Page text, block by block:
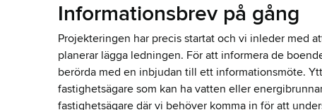
Informationsbrev på gång
Projekteringen har precis startat och vi inleder med
planerar lägga ledningen. För att informera de
berörda med en inbjudan till ett informationsmöte.
fastighetsägare som kan ha vatten eller
fastighetsägare där vi behöver komma in för att